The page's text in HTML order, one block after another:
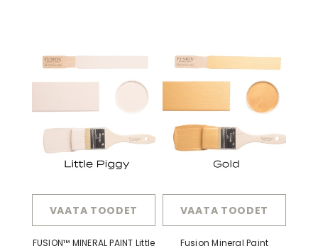
VAATA TOODET
FUSION™ MINERAL PAINT Little
VAATA TOODET
Fusion Mineral Paint